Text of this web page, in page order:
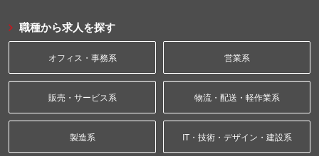
職種から求人を探す
オフィス・事務系 営業系
販売・サービス系 物流・配送・軽作業系
製造系 IT・技術・デザイン・建設系